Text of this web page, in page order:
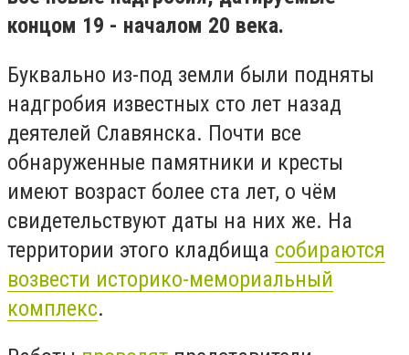
концом 19 - началом 20 века.
Буквально из-под земли были подняты
надгробия известных сто лет назад
деятелей Славянска. Почти все
обнаруженные памятники и кресты
имеют возраст более ста лет, о чём
свидетельствуют даты на них же. На
территории этого кладбища собираются
возвести историко-мемориальный
комплекс.